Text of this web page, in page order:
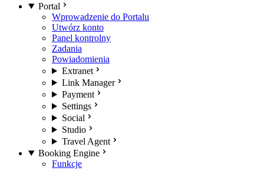
Portal
Wprowadzenie do Portalu
Utwórz konto
Panel kontrolny
Zadania
Powiadomienia
Extranet
Link Manager
Payment
Settings
Social
Studio
Travel Agent
Booking Engine
Funkcje